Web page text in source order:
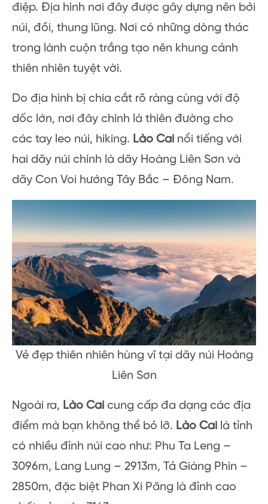
điệp. Địa hình nơi đây được gây dựng nên bởi
núi, đồi, thung lũng. Nơi có những dòng thác
trong lành cuộn trắng tạo nên khung cảnh
thiên nhiên tuyệt vời.
Do địa hình bị chia cắt rõ ràng cùng với độ
dốc lớn, nơi đây chính là thiên đường cho
các tay leo núi, hiking. Lào Cai nổi tiếng với
hai dãy núi chính là dãy Hoàng Liên Sơn và
dãy Con Voi hướng Tây Bắc – Đông Nam.
Vẻ đẹp thiên nhiên hùng vĩ tại dãy núi Hoàng
Liên Sơn
Ngoài ra, Lào Cai cung cấp đa dạng các địa
điểm mà bạn không thể bỏ lỡ. Lào Cai là tỉnh
có nhiều đỉnh núi cao như: Phu Ta Leng –
3096m, Lang Lung – 2913m, Tả Giàng Phìn –
2850m, đặc biệt Phan Xi Păng là đỉnh cao